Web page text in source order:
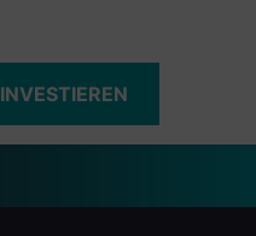
INVESTIEREN